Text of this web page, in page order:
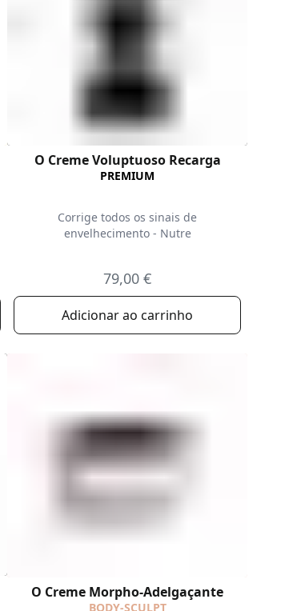
O Creme Voluptuoso Recarga
PREMIUM
Corrige todos os sinais de
envelhecimento - Nutre
79,00 €
Adicionar ao carrinho
O Creme Morpho-Adelgaçante
BODY-SCULPT